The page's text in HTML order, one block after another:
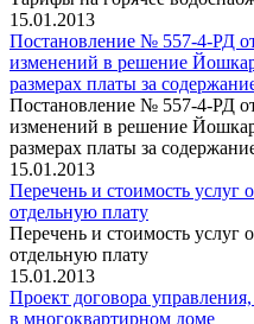
15.01.2013
Постановление № 557-4-РД
изменений в решение
размерах платы за
Постановление № 557-4-РД
изменений в решение
размерах платы за
15.01.2013
Перечень и стоимость услуг
отдельную плату
Перечень и стоимость услуг
отдельную плату
15.01.2013
Проект договора
в многоквартирном доме